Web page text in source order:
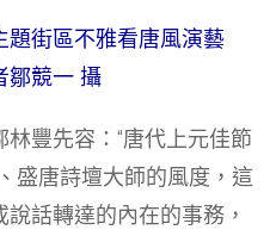
題街區不雅看唐風演藝
鄒競一 攝
豐先容：“唐代上元佳節
盛唐詩壇大師的風度，這
話轉達的內在的事務，